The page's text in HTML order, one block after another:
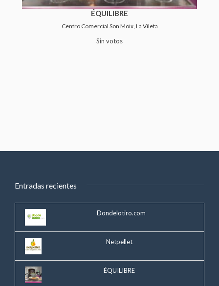
ÉQUILIBRE
Centro Comercial Son Moix, La Vileta
Sin votos
Entradas recientes
Dondelotiro.com
Netpellet
ÉQUILIBRE